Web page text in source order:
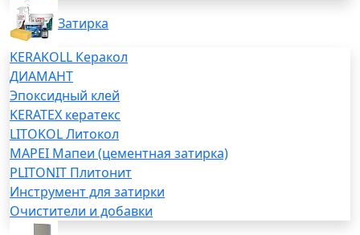
Затирка
KERAKOLL Керакол
ДИАМАНТ
Эпоксидный клей
KERATEX кератекс
LITOKOL Литокол
MAPEI Мапеи (цементная затирка)
PLITONIT Плитонит
Инструмент для затирки
Очистители и добавки